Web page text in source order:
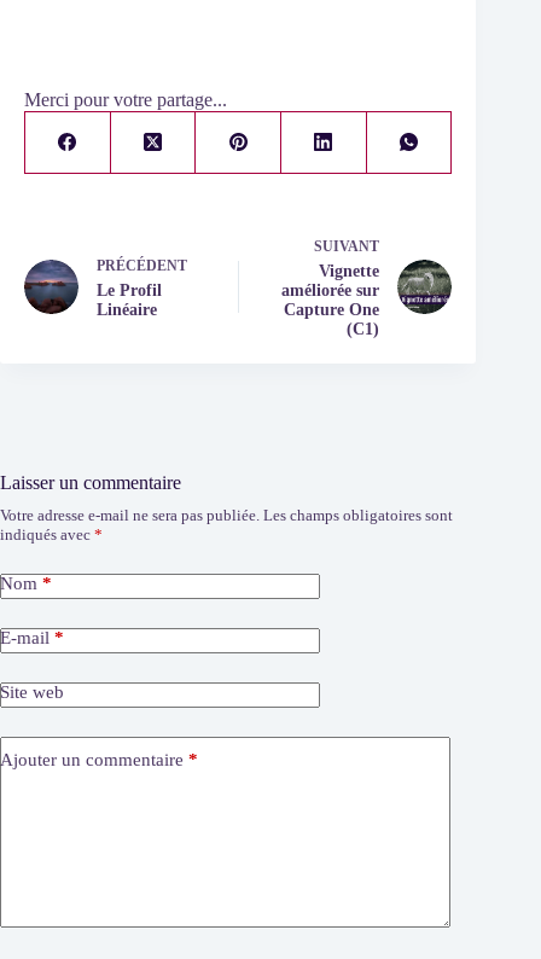
Merci pour votre partage...
PRÉCÉDENT
Le Profil
Linéaire
SUIVANT
Vignette
améliorée sur
Capture One
(C1)
Laisser un commentaire
Votre adresse e-mail ne sera pas publiée. Les champs obligatoires sont
indiqués avec *
Nom *
E-mail *
Site web
Ajouter un commentaire *